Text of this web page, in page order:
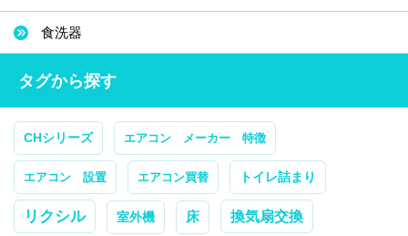
食洗器
タグから探す
CHシリーズ エアコン メーカー 特徴
エアコン 設置 エアコン買替 トイレ詰まり
リクシル 室外機 床 換気扇交換